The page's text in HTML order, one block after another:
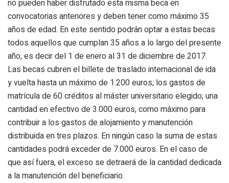
no pueden haber disfrutado esta misma beca en
convocatorias anteriores y deben tener como máximo 35
años de edad. En este sentido podrán optar a estas becas
todos aquellos que cumplan 35 años a lo largo del presente
año, es decir del 1 de enero al 31 de diciembre de 2017.
Las becas cubren el billete de traslado internacional de ida
y vuelta hasta un máximo de 1.200 euros; los gastos de
matrícula de 60 créditos al máster universitario elegido; una
cantidad en efectivo de 3.000 euros, como máximo para
contribuir a los gastos de alojamiento y manutención
distribuida en tres plazos. En ningún caso la suma de estas
cantidades podrá exceder de 7.000 euros. En el caso de
que así fuera, el exceso se detraerá de la cantidad dedicada
a la manutención del beneficiario.